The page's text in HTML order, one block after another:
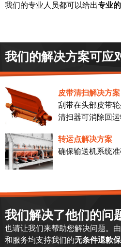
我们的专业人员都可以给出专业
我们的解决方案可应
皮带清扫解决方案
刮带在头部皮带
清扫器可消除回
转运点解决方案
确保输送机系统
我们解决了他们的问
也请让我们来帮助您解决问题。
和服务均支持我们的无条件退款保